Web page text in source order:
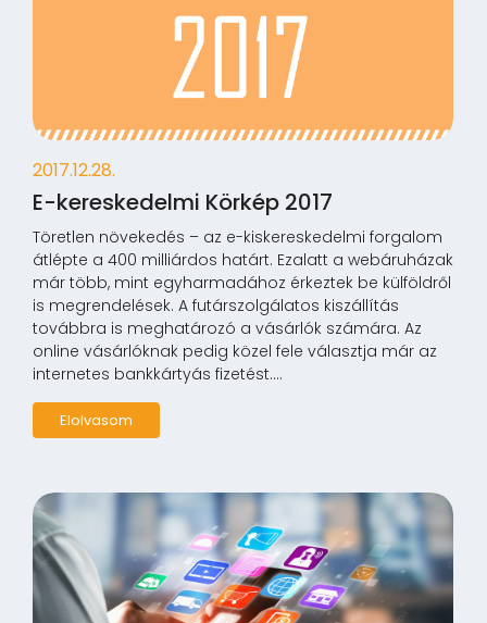
2017.12.28.
E-kereskedelmi Körkép 2017
Töretlen növekedés – az e-kiskereskedelmi forgalom
átlépte a 400 milliárdos határt. Ezalatt a webáruházak
már több, mint egyharmadához érkeztek be külföldről
is megrendelések. A futárszolgálatos kiszállítás
továbbra is meghatározó a vásárlók számára. Az
online vásárlóknak pedig közel fele választja már az
internetes bankkártyás fizetést....
Elolvasom